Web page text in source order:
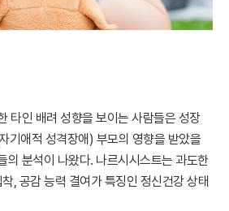
타인 배려 성향을 보이는 사람들은 성장
기애적 성격장애) 부모의 영향을 받았을
의 분석이 나왔다. 나르시시스트는 과도한
, 공감 능력 결여가 특징인 정신건강 상태